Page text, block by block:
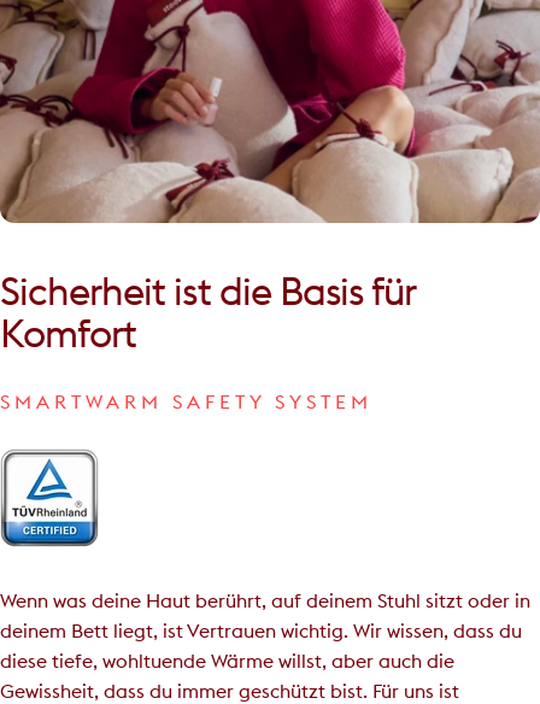
Sicherheit ist die Basis für
Komfort
SMARTWARM SAFETY SYSTEM
Wenn was deine Haut berührt, auf deinem Stuhl sitzt oder in
deinem Bett liegt, ist Vertrauen wichtig. Wir wissen, dass du
diese tiefe, wohltuende Wärme willst, aber auch die
Gewissheit, dass du immer geschützt bist. Für uns ist